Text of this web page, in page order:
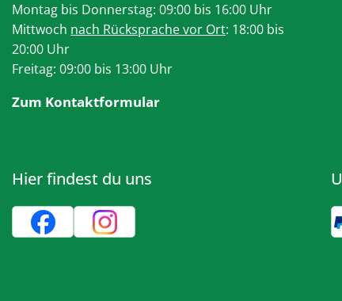
Montag bis Donnerstag: 09:00 bis 16:00 Uhr
Mittwoch nach Rücksprache vor Ort: 18:00 bis
20:00 Uhr
Freitag: 09:00 bis 13:00 Uhr
Zum Kontaktformular
Hier findest du uns